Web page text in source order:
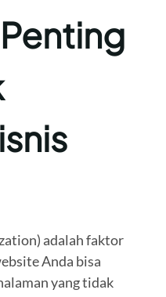
adalah faktor
Anda bisa
yang tidak